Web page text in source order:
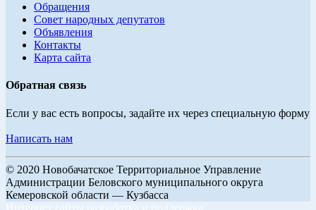
Обращения
Совет народных депутатов
Объявления
Контакты
Карта сайта
Обратная связь
Если у вас есть вопросы, задайте их через специальную форму
Написать нам
© 2020 Новобачатское Территориальное Управление
Администрации Беловского муниципального округа
Кемеровской области — Кузбасса